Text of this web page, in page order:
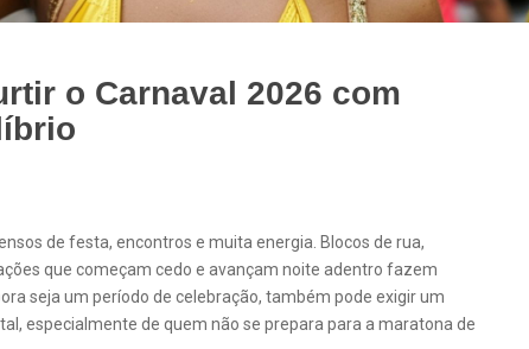
o Carnaval 2026 com
de festa, encontros e muita energia. Blocos de rua,
que começam cedo e avançam noite adentro fazem
seja um período de celebração, também pode exigir um
especialmente de quem não se prepara para a maratona de